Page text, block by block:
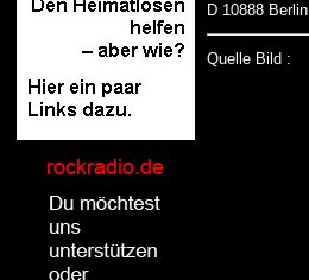
D 10888 Berlin
Quelle Bild :